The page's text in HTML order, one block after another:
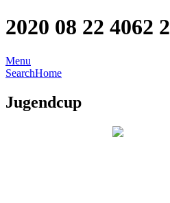
2020 08 22 4062 2
Menu
SearchHome
Jugendcup